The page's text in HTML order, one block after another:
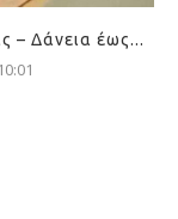
– Δάνεια έως...